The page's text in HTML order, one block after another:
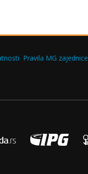
Pravila MG zajednice